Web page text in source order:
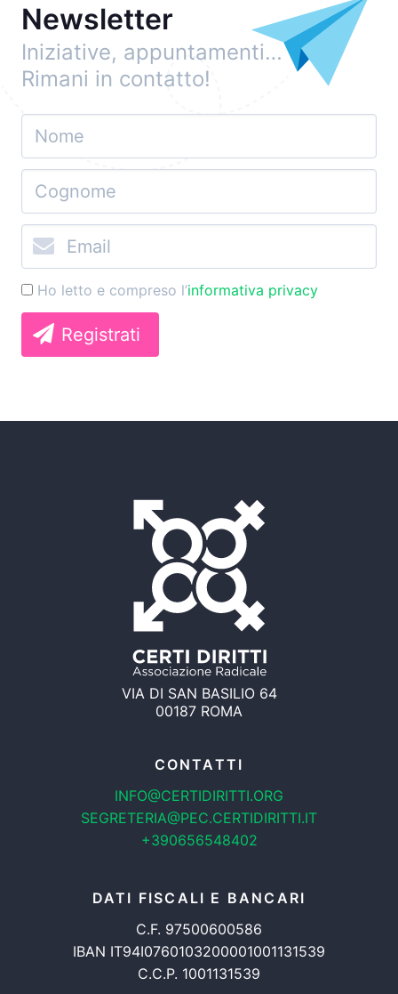
Newsletter
Iniziative, appuntamenti…
Rimani in contatto!
Ho letto e compreso l’informativa privacy
Registrati
VIA DI SAN BASILIO 64
00187 ROMA
CONTATTI
INFO@CERTIDIRITTI.ORG
SEGRETERIA@PEC.CERTIDIRITTI.IT
+390656548402
DATI FISCALI E BANCARI
C.F. 97500600586
IBAN IT94I0760103200001001131539
C.C.P. 1001131539